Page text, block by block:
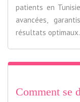
patients en
avancées,
résultats optimaux.
Comment se